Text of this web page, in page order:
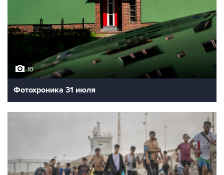
10
Фотохроника 31 июля